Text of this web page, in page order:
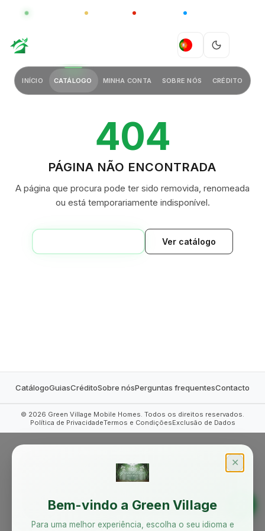
GLOBAL CHINA
PT
INÍCIO CATÁLOGO MINHA CONTA SOBRE NÓS CRÉDITO
404
PÁGINA NÃO ENCONTRADA
A página que procura pode ter sido removida, renomeada
ou está temporariamente indisponível.
Ver catálogo
CatálogoGuiasCréditoSobre nósPerguntas frequentesContacto
© 2026 Green Village Mobile Homes. Todos os direitos reservados.
Política de PrivacidadeTermos e CondiçõesExclusão de Dados
✕
Bem-vindo a Green Village
Para uma melhor experiência, escolha o seu idioma e